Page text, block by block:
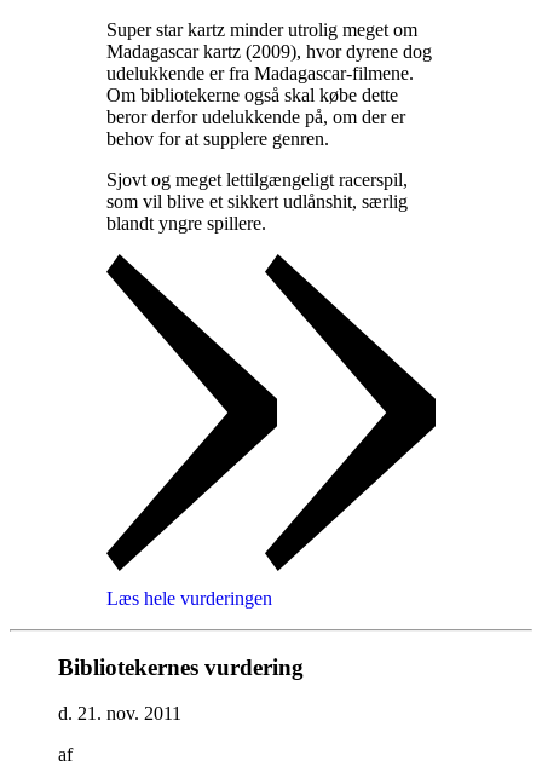
Super star kartz minder utrolig meget om
Madagascar kartz (2009), hvor dyrene dog
udelukkende er fra Madagascar-filmene.
Om bibliotekerne også skal købe dette
beror derfor udelukkende på, om der er
behov for at supplere genren.
Sjovt og meget lettilgængeligt racerspil,
som vil blive et sikkert udlånshit, særlig
blandt yngre spillere.
Læs hele vurderingen
Bibliotekernes vurdering
d. 21. nov. 2011
af